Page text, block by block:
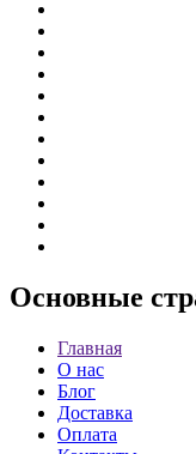
Основные
Главная
О нас
Блог
Доставка
Оплата